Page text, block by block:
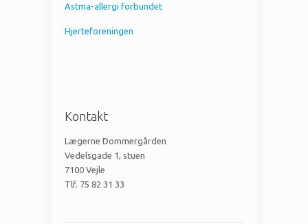
Astma-allergi forbundet
Hjerteforeningen
Kontakt
Lægerne Dommergården
Vedelsgade 1, stuen
7100 Vejle
Tlf. 75 82 31 33